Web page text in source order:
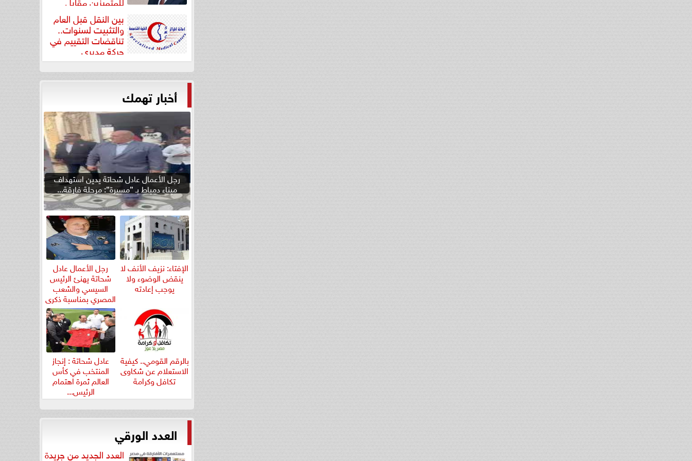
بين النقل قبل العام
والتثبيت لسنوات..
تناقضات التقييم في
حركة مديري
”مستشفيات...
أخبار تهمك
رجل الأعمال عادل شحاتة يدين استهداف
ميناء دمياط بـ ”مسيرة”: مرحلة فارقة...
الإفتاء: نزيف الأنف لا
ينقض الوضوء ولا
يوجب إعادته
رجل الأعمال عادل
شحاتة يهنئ الرئيس
السيسي والشعب
المصري بمناسبة ذكرى
ثورة...
بالرقم القومي.. كيفية
الاستعلام عن شكاوى
تكافل وكرامة
عادل شحاتة : إنجاز
المنتخب في كأس
العالم ثمرة اهتمام
الرئيس...
العدد الورقي
العدد الجديد من جريدة